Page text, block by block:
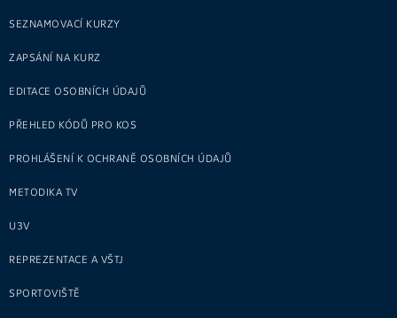
SEZNAMOVACÍ KURZY
ZAPSÁNÍ NA KURZ
EDITACE OSOBNÍCH ÚDAJŮ
PŘEHLED KÓDŮ PRO KOS
PROHLÁŠENÍ K OCHRANĚ OSOBNÍCH ÚDAJŮ
METODIKA TV
U3V
REPREZENTACE A VŠTJ
SPORTOVIŠTĚ